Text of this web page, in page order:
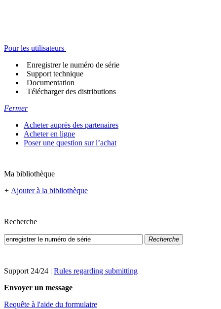
Pour les utilisateurs
Enregistrer le numéro de série
Support technique
Documentation
Télécharger des distributions
Fermer
Acheter auprès des partenaires
Acheter en ligne
Poser une question sur l’achat
Ma bibliothèque
+ Ajouter à la bibliothèque
Recherche
Recherche
Support 24/24 | Rules regarding submitting
Envoyer un message
Requête à l'aide du formulaire